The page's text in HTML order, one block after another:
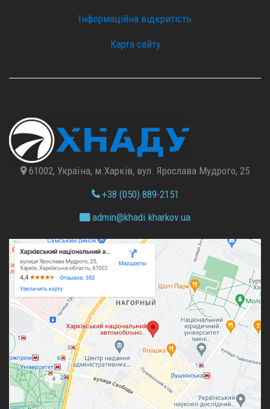
Інформаційна відкритість
Карта сайту
61002, Україна, м.Харків, вул. Ярослава Мудрого, 25
+38 (050) 889-2151
admin@khadi.kharkov.ua